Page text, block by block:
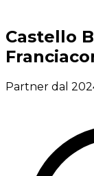
Castello
Partner dal